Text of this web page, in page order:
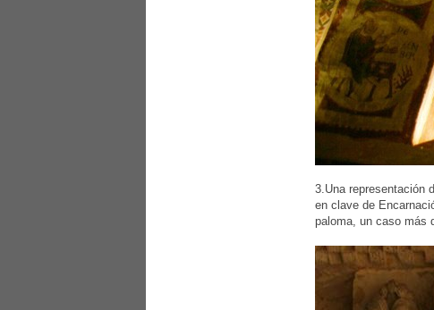
3.Una representación
en clave de
paloma, un caso más